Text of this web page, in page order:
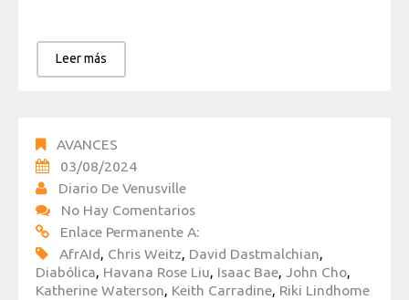
Leer más
AVANCES
03/08/2024
Diario De Venusville
No Hay Comentarios
Enlace Permanente A:
AfrAId, Chris Weitz, David Dastmalchian,
Diabólica, Havana Rose Liu, Isaac Bae, John Cho,
Katherine Waterson, Keith Carradine, Riki Lindhome